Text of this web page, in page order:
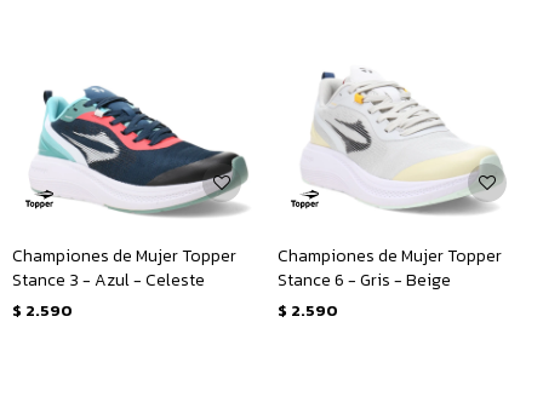
Championes de Mujer Topper
Stance 3 - Azul - Celeste
$ 2.590
Championes de Mujer Topper
Stance 6 - Gris - Beige
$ 2.590